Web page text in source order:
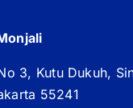
3, Kutu Dukuh,
55241